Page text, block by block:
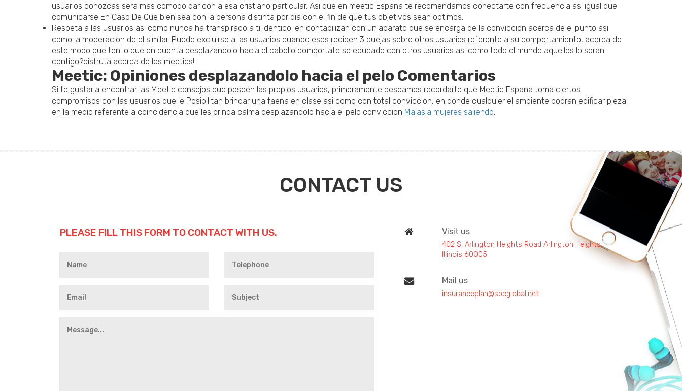
usuarios conozcas sera mas comodo dar con a esa cristiano particular. Asi que en meetic Espana te recomendamos conectarte con frecuencia asi igual que
comunicarse En Caso De Que bien sea con la persona distinta por dia con el fin de que tus objetivos sean optimos.
Respeta a las usuarios asi como nunca ha transpirado a ti identico: en contabilizan con un aparato que se encarga de la conviccion acerca de el punto asi
como la moderacion de el similar. Puede excluirse a las usuarios cuando esos reciben 3 quejas sobre otros usuarios referente a su comportamiento, acerca de
este modo que ten lo que en cuenta desplazandolo hacia el cabello comportate se educado con otros usuarios asi­ como todo el mundo aquellos lo seran
contigo?disfruta acerca de los meetics!
Meetic: Opiniones desplazandolo hacia el pelo Comentarios
Si te gustaria encontrar las Meetic consejos que poseen las propios usuarios, primeramente deseamos recordarte que Meetic Espana toma ciertos
compromisos con las usuarios que le Posibilitan brindar una faena en clase asi­ como con total conviccion, en donde cualquier el ambiente podran edificar pieza
en la medio referente a coincidencia que les brinda calma desplazandolo hacia el pelo conviccion Malasia mujeres saliendo.
CONTACT US
PLEASE FILL THIS FORM TO CONTACT WITH US. Visit us
402 S. Arlington Heights Road Arlington Heights,
Illinois 60005
Mail us
insuranceplan@sbcglobal.net